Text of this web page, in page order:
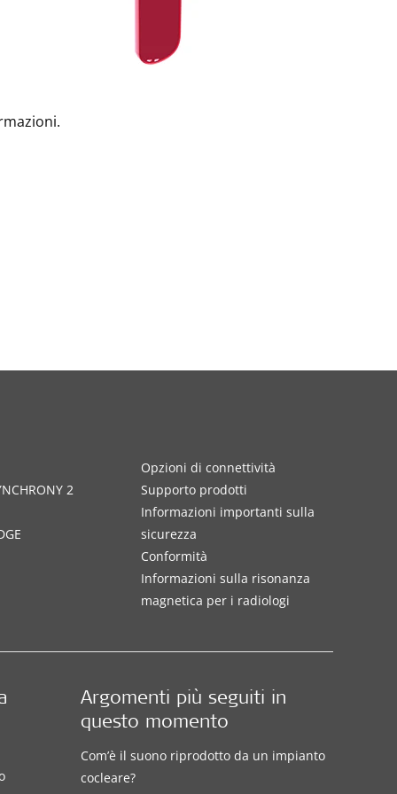
2
Opzioni di connettività
Supporto prodotti
Informazioni importanti sulla
sicurezza
Conformità
Informazioni sulla risonanza
magnetica per i radiologi
Argomenti più seguiti in
questo momento
Com’è il suono riprodotto da un impianto
cocleare?